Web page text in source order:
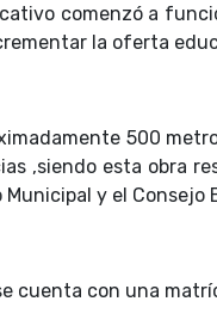
comenzó a
la oferta
500
,siendo esta obra
y el Consejo
cuenta con una